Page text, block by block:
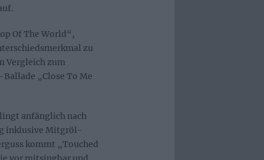
Of The World“,
zu
Vergleich zum
„Close To Me
anfänglich nach
inklusive Mitgröl-
kommt „Touched